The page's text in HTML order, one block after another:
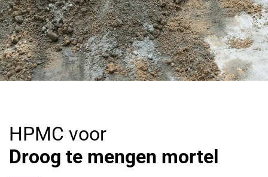
HPMC voor
Droog te mengen mortel